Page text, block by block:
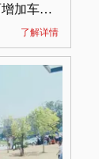
重磅！发改委拟放开汽车限购，全面增加车牌指标
了解详情